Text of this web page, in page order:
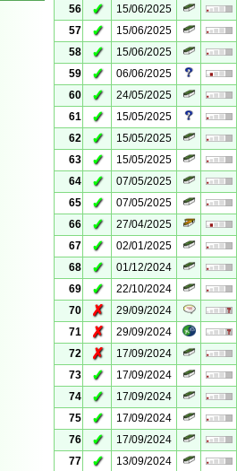
56
✓ 15/06/2025
57
✓ 15/06/2025
58
✓ 15/06/2025
59
✓ 06/06/2025
60
✓ 24/05/2025
61
✓ 15/05/2025
62
✓ 15/05/2025
63
✓ 15/05/2025
64
✓ 07/05/2025
65
✓ 07/05/2025
66
✓ 27/04/2025
67
✓ 02/01/2025
68
✓ 01/12/2024
69
✓ 22/10/2024
70
✗ 29/09/2024
71
✗ 29/09/2024
72
✗ 17/09/2024
73
✓ 17/09/2024
74
✓ 17/09/2024
75
✓ 17/09/2024
76
✓ 17/09/2024
77
✓ 13/09/2024